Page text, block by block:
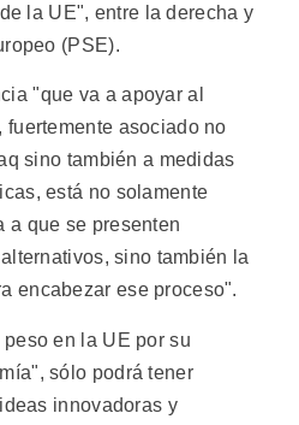
la UE", entre la derecha y
(PSE).
"que va a apoyar al
asociado no
sino también a medidas
está no solamente
a que se presenten
sino también la
encabezar ese proceso".
en la UE por su
sólo podrá tener
innovadoras y